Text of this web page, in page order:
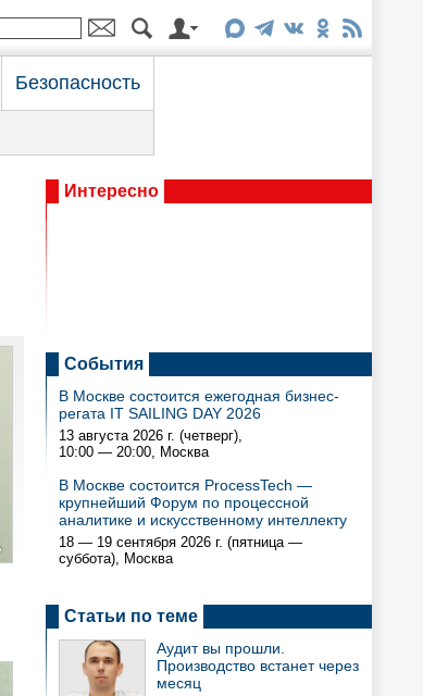
Безопасность
Интересно
События
В Москве состоится ежегодная бизнес-
регата IT SAILING DAY 2026
13 августа 2026 г. (четверг),
10:00 — 20:00, Москва
В Москве состоится ProcessTech —
крупнейший Форум по процессной
аналитике и искусственному интеллекту
18 — 19 сентября 2026 г. (пятница —
суббота), Москва
Статьи по теме
Аудит вы прошли.
Производство встанет через
месяц